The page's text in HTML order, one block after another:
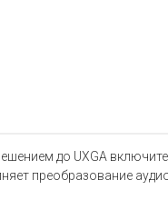
до UXGA
преобразование